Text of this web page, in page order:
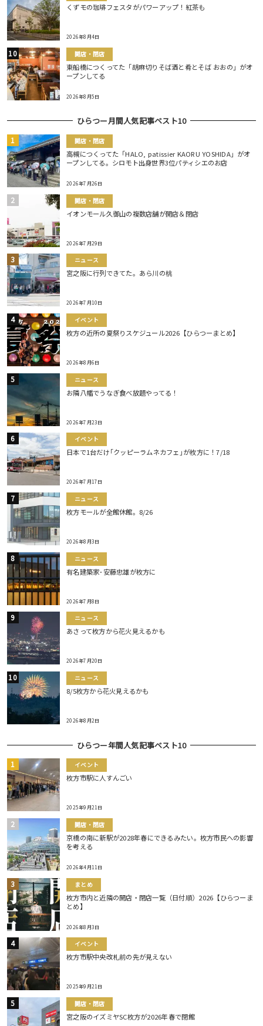
くずモの珈琲フェスタがパワーアップ！紅茶も
2026年8月4日
開店・閉店
東船橋につくってた「胡麻切りそば酒と肴とそば おおの」がオ
ープンしてる
2026年8月5日
ひらつー月間人気記事ベスト10
開店・閉店
高槻につくってた「HALO, patissier KAORU YOSHIDA」がオ
ープンしてる。シロモト出身世界3位パティシエのお店
2026年7月26日
開店・閉店
イオンモール久御山の複数店舗が開店＆閉店
2026年7月29日
ニュース
宮之阪に行列できてた。あら川の桃
2026年7月10日
イベント
枚方の近所の夏祭りスケジュール2026【ひらつーまとめ】
2026年8月6日
ニュース
お隣八幡でうなぎ食べ放題やってる！
2026年7月23日
イベント
日本で1台だけ｢クッピーラムネカフェ｣が枚方に！7/18
2026年7月17日
ニュース
枚方モールが全館休館。8/26
2026年8月3日
ニュース
有名建築家･安藤忠雄が枚方に
2026年7月8日
ニュース
あさって枚方から花火見えるかも
2026年7月20日
ニュース
8/5枚方から花火見えるかも
2026年8月2日
ひらつー年間人気記事ベスト10
イベント
枚方市駅に人すんごい
2025年9月21日
開店・閉店
京橋の南に新駅が2028年春にできるみたい。枚方市民への影響
を考える
2026年4月11日
まとめ
枚方市内と近隣の開店・閉店一覧（日付順）2026【ひらつーま
とめ】
2026年8月3日
イベント
枚方市駅中央改札前の先が見えない
2025年9月21日
開店・閉店
宮之阪のイズミヤSC枚方が2026年春で閉館